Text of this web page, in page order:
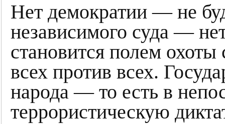
Нет демократии — не
независимого суда —
становится полем
всех против всех.
народа — то есть в
террористическую